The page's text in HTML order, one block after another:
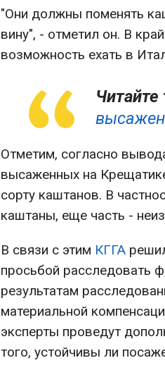
"Они должны поменять
вину", - отметил он. В
возможность ехать в
Отметим, согласно
высаженных на
сорту каштанов. В
каштаны, еще часть -
В связи с этим КГГА
просьбой расследовать
результатам
материальной
эксперты проведут
того, устойчивы ли